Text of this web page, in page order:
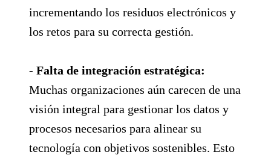
incrementando los residuos electrónicos y
los retos para su correcta gestión.
- Falta de integración estratégica:
Muchas organizaciones aún carecen de una
visión integral para gestionar los datos y
procesos necesarios para alinear su
tecnología con objetivos sostenibles. Esto